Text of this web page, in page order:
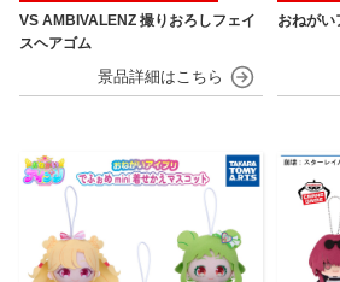
VS AMBIVALENZ 撮りおろしフェイ
スヘアゴム
おねがい